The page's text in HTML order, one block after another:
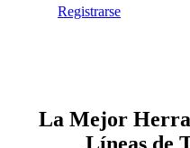
Registrarse
La Mejor